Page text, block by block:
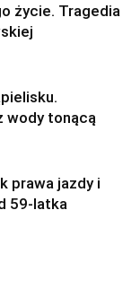
życie. Tragedia
wody tonącą
prawa jazdy i
59-latka